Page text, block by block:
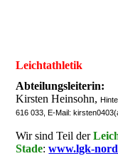
Leichtathletik
Abteilungsleiterin:
Kirsten Heinsohn,
616 033, E-Mail:
Wir sind Teil der
Stade:www.lgk-